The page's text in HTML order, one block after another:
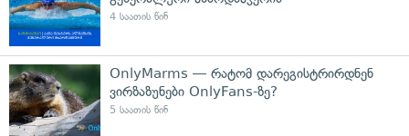
4 საათის წინ
OnlyMarms — რატომ დარეგისტრირდნენ
ვირზაზუნები OnlyFans-ზე?
5 საათის წინ